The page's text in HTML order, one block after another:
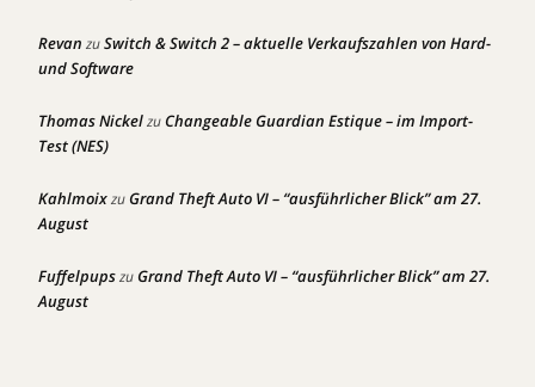
Revan zuSwitch & Switch 2 – aktuelle Verkaufszahlen von Hard-
und Software
Thomas NickelzuChangeable Guardian Estique – im Import-
Test (NES)
KahlmoixzuGrand Theft Auto VI – “ausführlicher Blick” am 27.
August
FuffelpupszuGrand Theft Auto VI – “ausführlicher Blick” am 27.
August